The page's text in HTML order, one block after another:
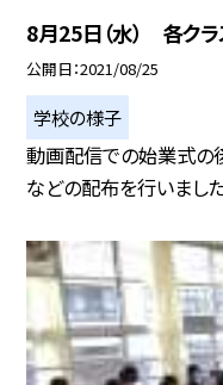
8月25日（水） 各ク
公開日 2021/08/25
学校の様子
動画配信での始業式の
などの配布を行いまし